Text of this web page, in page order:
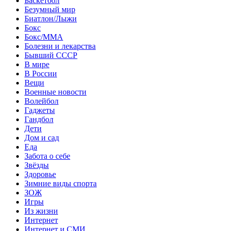
Безумный мир
Биатлон/Лыжи
Бокс
Бокс/MMA
Болезни и лекарства
Бывший СССР
В мире
В России
Вещи
Военные новости
Волейбол
Гаджеты
Гандбол
Дети
Дом и сад
Еда
Забота о себе
Звёзды
Здоровье
Зимние виды спорта
ЗОЖ
Игры
Из жизни
Интернет